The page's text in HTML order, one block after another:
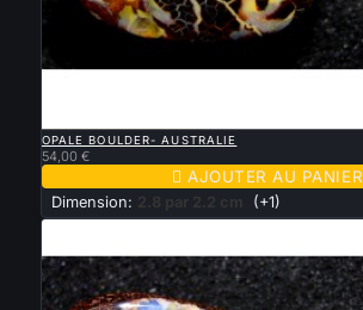
OPALE BOULDER- AUSTRALIE
54,00 €
 AJOUTER AU PANIER
Dimension: 2.8 par 2.2 cm (+1)